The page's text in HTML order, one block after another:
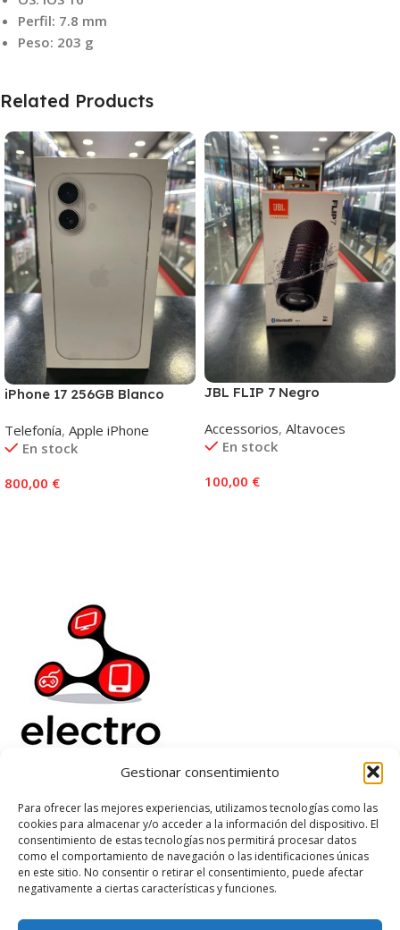
Gestionar consentimiento
Para ofrecer las mejores experiencias, utilizamos tecnologías como las
cookies para almacenar y/o acceder a la información del dispositivo. El
consentimiento de estas tecnologías nos permitirá procesar datos
como el comportamiento de navegación o las identificaciones únicas
en este sitio. No consentir o retirar el consentimiento, puede afectar
negativamente a ciertas características y funciones.
Perfil: 7.8 mm
Peso: 203 g
Related Products
iPhone 17 256GB Blanco
Telefonía, Apple iPhone
En stock
800,00 €
JBL FLIP 7 Negro
Accessorios, Altavoces
En stock
100,00 €
Electrorenover
Ayuda
Legal
Suscribete